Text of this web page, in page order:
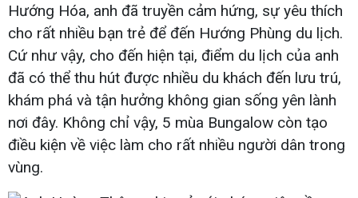
Hướng Hóa, anh đã truyền cảm hứng, sự yêu thích
cho rất nhiều bạn trẻ để đến Hướng Phùng du lịch.
Cứ như vậy, cho đến hiện tại, điểm du lịch của anh
đã có thể thu hút được nhiều du khách đến lưu trú,
khám phá và tận hưởng không gian sống yên lành
nơi đây. Không chỉ vậy, 5 mùa Bungalow còn tạo
điều kiện về việc làm cho rất nhiều người dân trong
vùng.